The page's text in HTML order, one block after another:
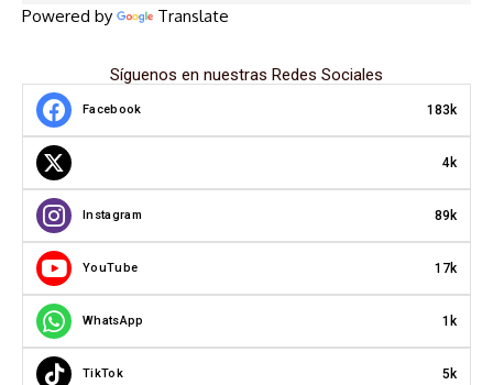
Powered by Translate
Síguenos en nuestras Redes Sociales
Facebook 183k
4k
Instagram 89k
YouTube 17k
WhatsApp 1k
TikTok 5k